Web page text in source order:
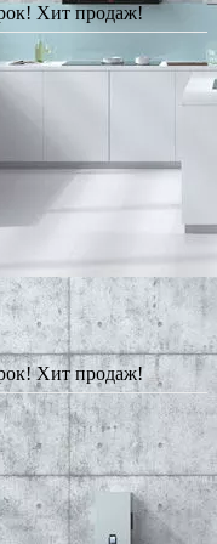
Хит продаж!
Хит продаж!